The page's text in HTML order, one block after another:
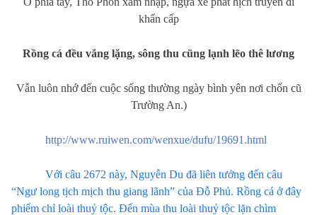
khẩn cấp
Rồng cá đều vắng lặng, sông thu cũng lạnh lẽo thê lương
Vẫn luôn nhớ đến cuộc sống thường ngày bình yên nơi chốn cũ
Trường An.)
http://www.ruiwen.com/wenxue/dufu/19691.html
Với câu 2672 này, Nguyễn Du đã liên tưởng đến câu
“Ngư long tịch mịch thu giang lãnh” của Đỗ Phủ. Rồng cá ở đây
phiếm chỉ loài thuỷ tộc. Đến mùa thu loài thuỷ tộc lặn chìm